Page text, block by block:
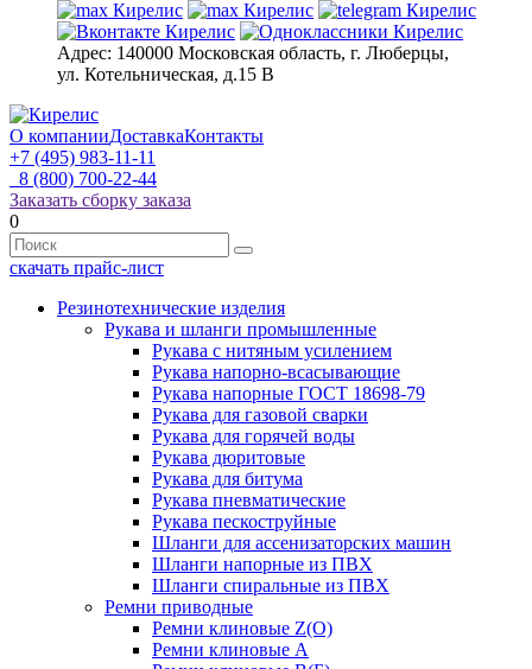
Адрес: 140000 Московская область, г. Люберцы,
ул. Котельническая, д.15 В
О компанииДоставкаКонтакты
+7 (495) 983-11-11
8 (800) 700-22-44
Заказать сборку заказа
0
скачать прайс-лист
Резинотехнические изделия
Рукава и шланги промышленные
Рукава с нитяным усилением
Рукава напорно-всасывающие
Рукава напорные ГОСТ 18698-79
Рукава для газовой сварки
Рукава для горячей воды
Рукава дюритовые
Рукава для битума
Рукава пневматические
Рукава пескоструйные
Шланги для ассенизаторских машин
Шланги напорные из ПВХ
Шланги спиральные из ПВХ
Ремни приводные
Ремни клиновые Z(О)
Ремни клиновые А